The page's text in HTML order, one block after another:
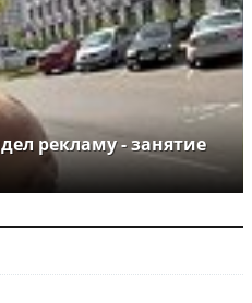
рекламу - занятие